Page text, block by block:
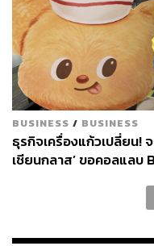
ภาพ:Joseph Prezioso/
อ้างอิง:
https://
gic-more-profit-
9
สามารถติดตาม
BUSINESS / BUSINESS
ธุรกิจเครื่องแก้วเปลี่ยน!
เชียนกลาส’ ขอคอลแลบ